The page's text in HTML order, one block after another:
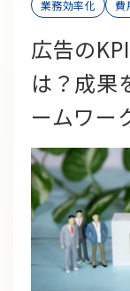
業務効率化
費
広告の
は？成果
ームワー